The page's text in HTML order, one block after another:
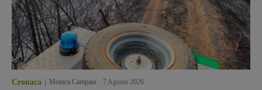
Cronaca Monica Campani 7 Agosto 2026